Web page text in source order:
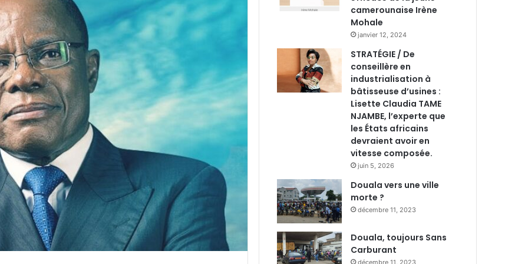
camerounaise Irène
Mohale
janvier 12, 2024
STRATÉGIE / De
conseillère en
industrialisation à
bâtisseuse d’usines :
Lisette Claudia TAME
NJAMBE, l’experte que
les États africains
devraient avoir en
vitesse composée.
juin 5, 2026
Douala vers une ville
morte ?
décembre 11, 2023
Douala, toujours Sans
Carburant
décembre 11, 2023